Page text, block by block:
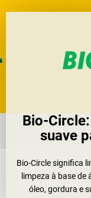
Bio-
suave
Bio-Circle significa
limpeza à base de
óleo, gordura e